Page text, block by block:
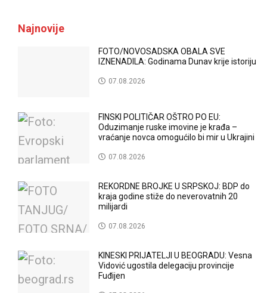
Najnovije
FOTO/NOVOSADSKA OBALA SVE
IZNENADILA: Godinama Dunav krije istoriju
07.08.2026
FINSKI POLITIČAR OŠTRO PO EU:
Oduzimanje ruske imovine je krađa –
vraćanje novca omogućilo bi mir u Ukrajini
07.08.2026
REKORDNE BROJKE U SRPSKOJ: BDP do
kraja godine stiže do neverovatnih 20
milijardi
07.08.2026
KINESKI PRIJATELJI U BEOGRADU: Vesna
Vidović ugostila delegaciju provincije
Fuđijen